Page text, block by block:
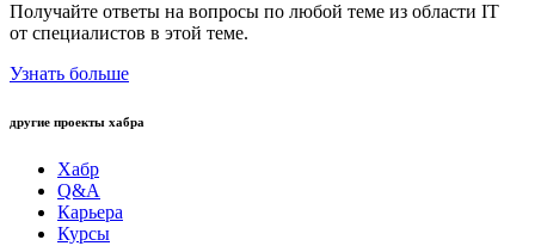
Получайте ответы на вопросы по любой теме из области IT
от специалистов в этой теме.
Узнать больше
другие проекты хабра
Хабр
Q&A
Карьера
Курсы